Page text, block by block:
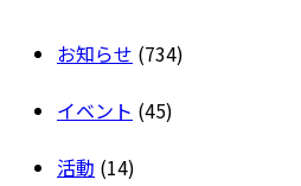
お知らせ (734)
イベント (45)
活動 (14)